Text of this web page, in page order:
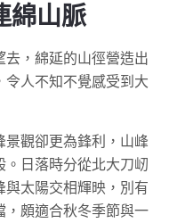
綿山脈
，綿延的山徑營造出
人不知不覺感受到大
景觀卻更為鋒利，山峰
日落時分從北大刀屻
太陽交相輝映，別有
，頗適合秋冬季節與一